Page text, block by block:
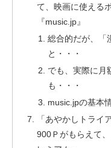
て、映画に使える
『music.jp』
総合的だが、「
と・・・
でも、実際に月
も・・・
music.jpの基本
「あやかしトライ
900Ｐがもらえて